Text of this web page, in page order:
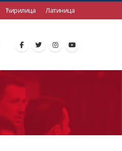
Ћирилица Латиница